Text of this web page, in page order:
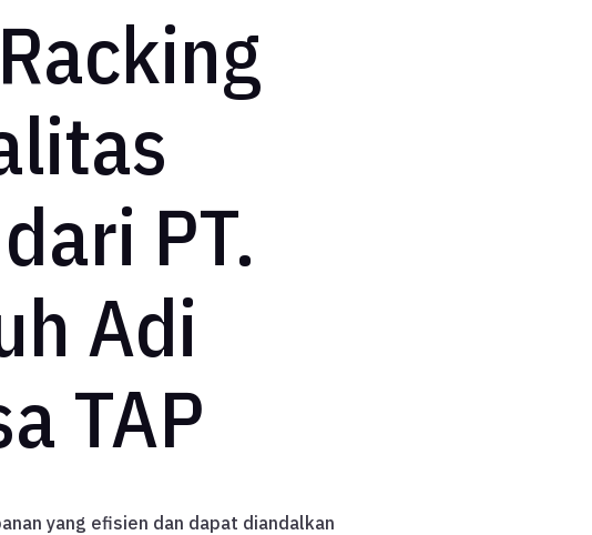
PT.
Adi
TAP
yang efisien dan dapat diandalkan